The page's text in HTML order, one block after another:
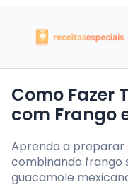
Como Fazer
com Frango
Aprenda a preparar
combinando frango
guacamole